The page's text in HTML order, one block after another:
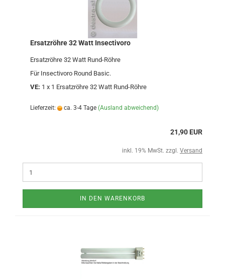
Ersatzröhre 32 Watt Insectivoro
Ersatzröhre 32 Watt Rund-Röhre
Für Insectivoro Round Basic.
VE: 1 x 1 Ersatzröhre 32 Watt Rund-Röhre
Lieferzeit: ca. 3-4 Tage (Ausland abweichend)
21,90 EUR
inkl. 19% MwSt. zzgl. Versand
IN DEN WARENKORB